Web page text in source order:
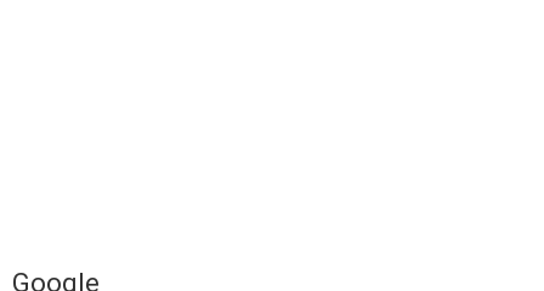
Google